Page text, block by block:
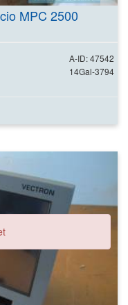
MPC 2500
A-ID: 47542
14Gal-3794